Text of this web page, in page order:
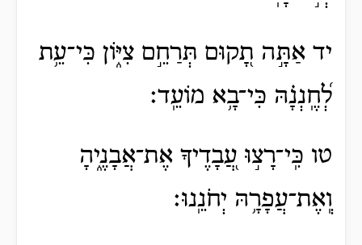
יד אַתָּ֣ה תָ֭קוּם תְּרַחֵ֣ם צִיּ֑וֹן כִּי־עֵ֥ת
לְ֝חֶֽנְנָ֗הּ כִּי־בָ֥א מוֹעֵֽד׃
טו כִּֽי־רָצ֣וּ עֲ֭בָדֶיךָ אֶת־אֲבָנֶ֑יהָ
וְֽאֶת־עֲפָרָ֥הּ יְחֹנֵֽנוּ׃